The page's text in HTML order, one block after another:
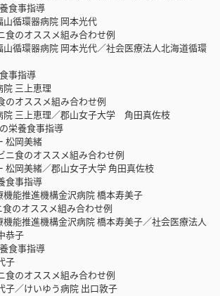
食事指導
循環器病院 岡本光代
食のオススメ組み合わせ例
循環器病院 岡本光代／社会医療法人北海道循環
事指導
三上恵理
のオススメ組み合わせ例
院 三上恵理／郡山女子大学 角田真佐枝
栄養食事指導
松岡美緒
ニ食のオススメ組み合わせ例
松岡美緒／郡山女子大学 角田真佐枝
食事指導
能推進機構金沢病院 橋本寿美子
食のオススメ組み合わせ例
能推進機構金沢病院 橋本寿美子／社会医療法人
恭子
食事指導
子
食のオススメ組み合わせ例
子／けいゆう病院 出口敦子